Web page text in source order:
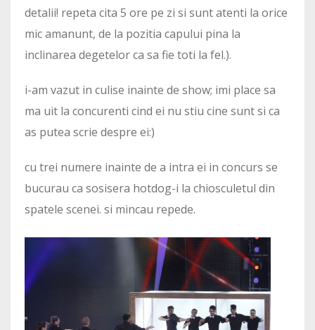
detalii! repeta cita 5 ore pe zi si sunt atenti la orice
mic amanunt, de la pozitia capului pina la
inclinarea degetelor ca sa fie toti la fel.).
i-am vazut in culise inainte de show; imi place sa
ma uit la concurenti cind ei nu stiu cine sunt si ca
as putea scrie despre ei:)
cu trei numere inainte de a intra ei in concurs se
bucurau ca sosisera hotdog-i la chiosculetul din
spatele scenei. si mincau repede.